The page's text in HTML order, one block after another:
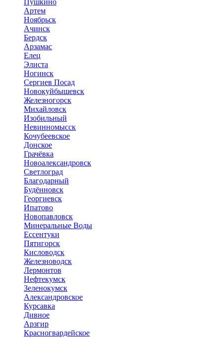
Артем
Ноябрьск
Ачинск
Бердск
Арзамас
Елец
Элиста
Ногинск
Сергиев Посад
Новокуйбышевск
Железногорск
Михайловск
Изобильный
Невинномысск
Кочубеевское
Донское
Грачёвка
Новоалександровск
Светлоград
Благодарный
Будённовск
Георгиевск
Ипатово
Новопавловск
Минеральные Воды
Ессентуки
Пятигорск
Кисловодск
Железноводск
Лермонтов
Нефтекумск
Зеленокумск
Александровское
Курсавка
Дивное
Арзгир
Красногвардейское